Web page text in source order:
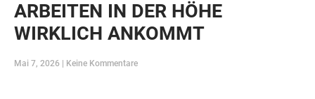
ARBEITEN IN DER HÖHE
WIRKLICH ANKOMMT
Mai 7, 2026 Keine Kommentare